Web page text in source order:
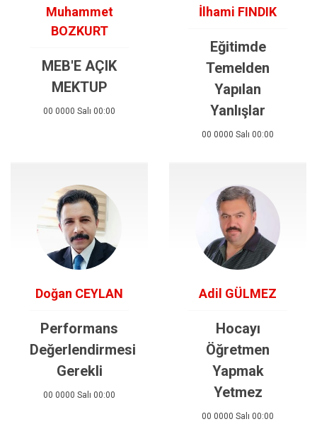
Muhammet
BOZKURT
MEB'E AÇIK
MEKTUP
00 0000 Salı 00:00
İlhami FINDIK
Eğitimde
Temelden
Yapılan
Yanlışlar
00 0000 Salı 00:00
Doğan CEYLAN
Performans
Değerlendirmesi
Gerekli
00 0000 Salı 00:00
Adil GÜLMEZ
Hocayı
Öğretmen
Yapmak
Yetmez
00 0000 Salı 00:00